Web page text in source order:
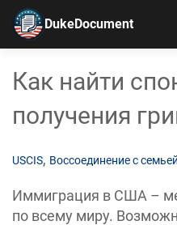
DukeDocument
Как найти
получения
USCIS, Воссоединение с семьей
Иммиграция в США –
по всему миру.